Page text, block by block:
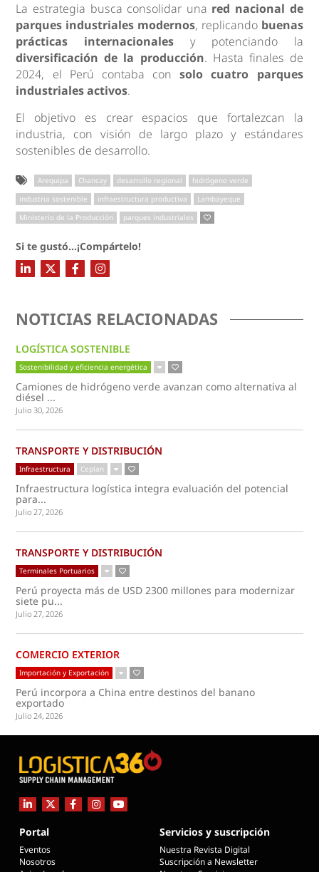
La estrategia busca consolidar una red nacional de
parques industriales modernos, replicando buenas
prácticas internacionalesy potenciando la
diversificación de la producción. Hasta finales de
2024, el Perú contaba consolo cuatro parques
industriales activos.
El objetivo es crear espacios que fortalezcan la
industria, con visión de largo plazo y estándares
sostenibles de desarrollo.
Arequipa Chancay desarrollo regional
hidrógeno verde
industria sostenible
infraestructura productiva
Lambayeque
Ministerio de la Producción
parques industriales
Si te gustó...¡Compártelo!
NOTICIAS RELACIONADAS
LOGÍSTICA SOSTENIBLE
Sostenibilidad y eficiencia energética
Camiones de hidrógeno verde avanzan como alternativa al
diésel ...
Julio 30, 2026
TRANSPORTE Y DISTRIBUCIÓN
Infraestructura Ceplan
Infraestructura logística integra evaluación del potencial
para...
Julio 27, 2026
TRANSPORTE Y DISTRIBUCIÓN
Terminales Portuarios
Perú proyecta más de USD 2300 millones para modernizar
siete pu...
Julio 27, 2026
COMERCIO EXTERIOR
Importación y Exportación
Perú incorpora a China entre destinos del banano
exportado
Julio 24, 2026
Portal
Eventos
Nosotros
Servicios y suscripción
Nuestra Revista Digital
Suscripción a Newsletter